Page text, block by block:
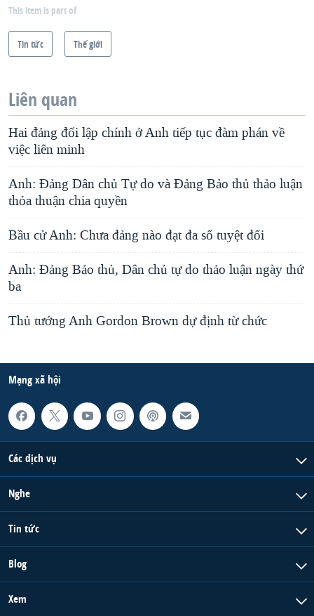
This item is part of
Tin tức Thế giới
Liên quan
Hai đảng đối lập chính ở Anh tiếp tục đàm phán về
việc liên minh
Anh: Đảng Dân chủ Tự do và Đảng Bảo thủ thảo luận
thỏa thuận chia quyền
Bầu cử Anh: Chưa đảng nào đạt đa số tuyệt đối
Anh: Ðảng Bảo thủ, Dân chủ tự do thảo luận ngày thứ
ba
Thủ tướng Anh Gordon Brown dự định từ chức
Mạng xã hội
Các dịch vụ
Nghe
Tin tức
Blog
Xem